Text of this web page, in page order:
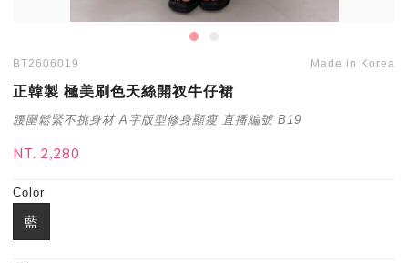
BT2606019 Made in Korea
正韓製 極美刷色天絲開衩牛仔裙
腰圍鬆緊不挑身材 A字版型修身顯瘦 直播編號 B19
NT. 2,280
Color
藍